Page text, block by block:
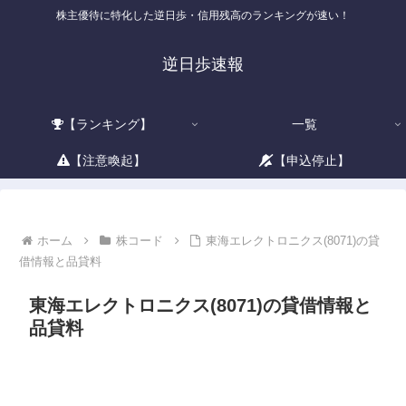
株主優待に特化した逆日歩・信用残高のランキングが速い！
逆日歩速報
【ランキング】 一覧
【注意喚起】 【申込停止】
ホーム 株コード
東海エレクトロニクス(8071)の貸
借情報と品貸料
東海エレクトロニクス(8071)の貸借情報と
品貸料